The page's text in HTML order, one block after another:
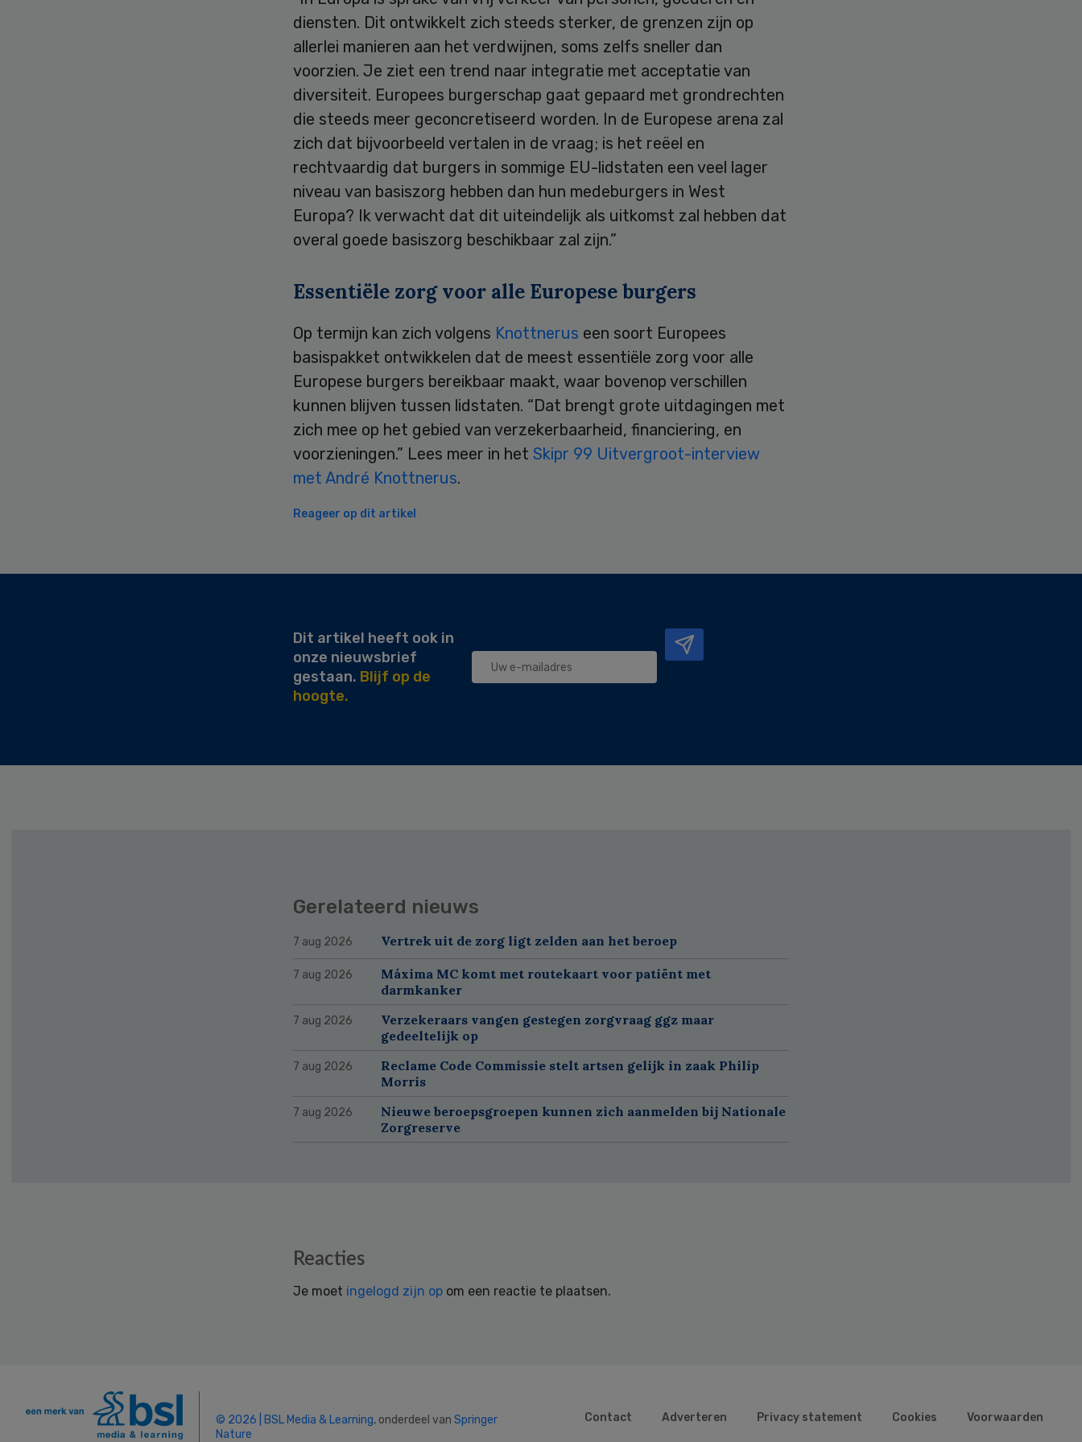
diensten. Dit ontwikkelt zich steeds sterker, de grenzen zijn op
allerlei manieren aan het verdwijnen, soms zelfs sneller dan
voorzien. Je ziet een trend naar integratie met acceptatie van
diversiteit. Europees burgerschap gaat gepaard met grondrechten
die steeds meer geconcretiseerd worden. In de Europese arena zal
zich dat bijvoorbeeld vertalen in de vraag; is het reëel en
rechtvaardig dat burgers in sommige EU-lidstaten een veel lager
niveau van basiszorg hebben dan hun medeburgers in West
Europa? Ik verwacht dat dit uiteindelijk als uitkomst zal hebben dat
overal goede basiszorg beschikbaar zal zijn.”
Essentiële zorg voor alle Europese burgers
Op termijn kan zich volgens Knottnerus een soort Europees
basispakket ontwikkelen dat de meest essentiële zorg voor alle
Europese burgers bereikbaar maakt, waar bovenop verschillen
kunnen blijven tussen lidstaten. “Dat brengt grote uitdagingen met
zich mee op het gebied van verzekerbaarheid, financiering, en
voorzieningen.” Lees meer in het Skipr 99 Uitvergroot-interview
met André Knottnerus.
Reageer op dit artikel
Dit artikel heeft ook in
onze nieuwsbrief
gestaan. Blijf op de
hoogte.
Gerelateerd nieuws
7 aug 2026 Vertrek uit de zorg ligt zelden aan het beroep
7 aug 2026
Máxima MC komt met routekaart voor patiënt met
darmkanker
7 aug 2026
Verzekeraars vangen gestegen zorgvraag ggz maar
gedeeltelijk op
7 aug 2026
Reclame Code Commissie stelt artsen gelijk in zaak Philip
Morris
7 aug 2026
Nieuwe beroepsgroepen kunnen zich aanmelden bij Nationale
Zorgreserve
Reacties
Je moet ingelogd zijn op om een reactie te plaatsen.
© 2026 | BSL Media & Learning, onderdeel van Springer
Nature
Contact Adverteren Privacy statement Cookies Voorwaarden